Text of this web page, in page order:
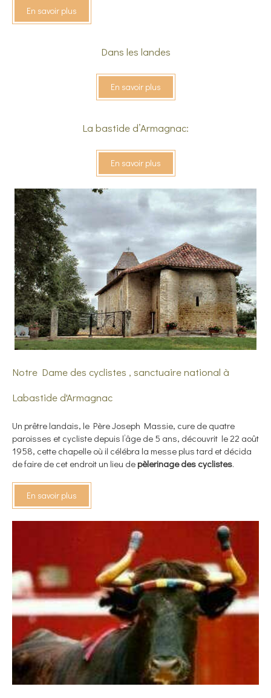
En savoir plus
Dans les landes
En savoir plus
La bastide d’Armagnac:
En savoir plus
Notre Dame des cyclistes , sanctuaire national à
Labastide d'Armagnac
Un prêtre landais, le Père Joseph Massie, cure de quatre
paroisses et cycliste depuis l’âge de 5 ans, découvrit le 22 août
1958, cette chapelle où il célébra la messe plus tard et décida
de faire de cet endroit un lieu de pèlerinage des cyclistes.
En savoir plus